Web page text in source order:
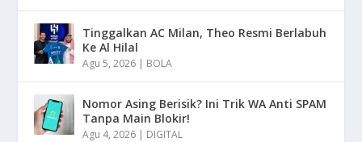
Tinggalkan AC Milan, Theo Resmi Berlabuh
Ke Al Hilal
Agu 5, 2026 | BOLA
Nomor Asing Berisik? Ini Trik WA Anti SPAM
Tanpa Main Blokir!
Agu 4, 2026 | DIGITAL